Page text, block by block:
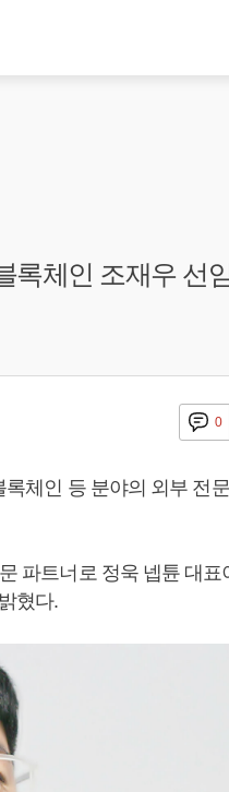
록체인 조재우 선
0
체인 등 분야의 외부 전
파트너로 정욱 넵튠 대표
혔다.